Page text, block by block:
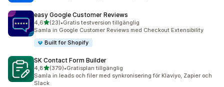
easy Google Customer Reviews
4,6av 5 stjärnor
(23)
23 recensioner totalt
•Gratis testversion tillgänglig
Samla in Google Customer Reviews med Checkout Extensibility
Built for Shopify
SK Contact Form Builder
4,8av 5 stjärnor
(379)
379 recensioner totalt
•Gratisplan tillgänglig
Samla in leads och filer med synkronisering för Klaviyo, Zapier och
Slack